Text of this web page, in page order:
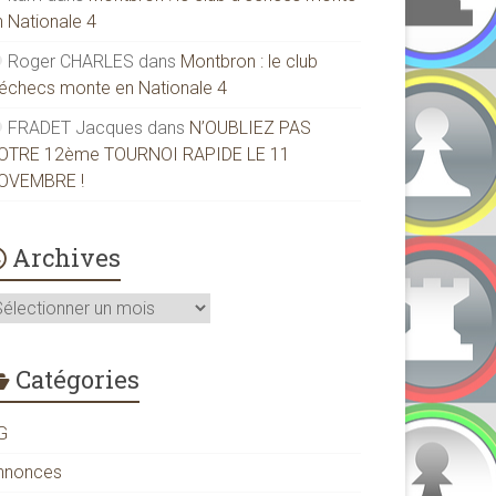
Nationale 4
Roger CHARLES dans Montbron : le club
monte en Nationale 4
FRADET Jacques dans N’OUBLIEZ PAS
12ème TOURNOI RAPIDE LE 11
!
Archives
Catégories